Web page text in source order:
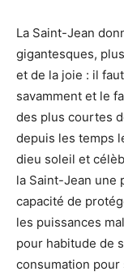
La Saint-Jean
gigantesques,
et de la joie : il
savamment et le
des plus courtes
depuis les temps
dieu soleil et
la Saint-Jean une
capacité de
les puissances
pour habitude de
consumation